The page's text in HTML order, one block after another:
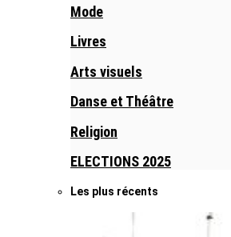
Mode
Livres
Arts visuels
Danse et Théâtre
Religion
ELECTIONS 2025
Les plus récents